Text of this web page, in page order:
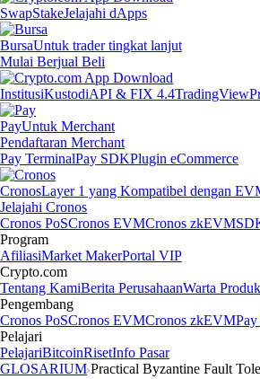
SwapStakeJelajahi dApps
BursaUntuk trader tingkat lanjut
Mulai Berjual Beli
InstitusiKustodiAPI & FIX 4.4TradingView
PayUntuk Merchant
Pendaftaran Merchant
Pay TerminalPay SDKPlugin eCommerce
CronosLayer 1 yang Kompatibel dengan
Jelajahi Cronos
Cronos PoSCronos EVMCronos zkEVM
Program
AfiliasiMarket MakerPortal VIP
Crypto.com
Tentang KamiBerita PerusahaanWarta Produk
Pengembang
Cronos PoSCronos EVMCronos zkEVM
Pelajari
PelajariBitcoinRisetInfo Pasar
GLOSARIUM Practical Byzantine Fault